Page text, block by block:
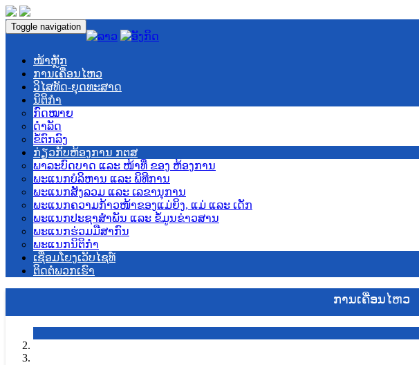
Toggle navigation
ໜ້າຫຼັກ
ການເຄື່ອນໄຫວ
ວິໄສທັດ-ຍຸດທະສາດ
ນິຕິກໍາ
ກົດໝາຍ
ດໍາລັດ
ຂໍ້ຕົກລົງ
ກ່ຽວກັບຫ້ອງການ ກຕສ
ພາລະບົດບາດ ແລະ ໜ້າທີ່ ຂອງ ຫ້ອງການ
ພະແນກບໍລິຫານ ແລະ ພິທີການ
ພະແນກສັງລວມ ແລະ ເລຂານຸການ
ພະແນກຄວາມກ້າວໜ້າຂອງແມ່ຍິງ, ແມ່ ແລະ ເດັກ
ພະແນກປະຊາສໍາພັນ ແລະ ຂໍ້ມູນຂ່າວສານ
ພະແນກຮ່ວມມືສາກົນ
ພະແນກນິຕິກໍາ
ເຊື່ອມໂຍງເວັບໄຊທ໌
ຕິດຕໍ່ພວກເຮົາ
ການເຄື່ອນໄຫວ